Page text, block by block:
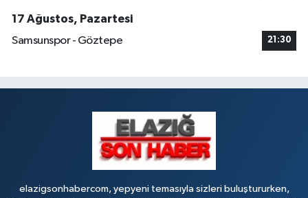
17 Ağustos, Pazartesi
Samsunspor - Göztepe
21:30
elazigsonhabercom, yepyeni temasıyla sizleri buluştururken,